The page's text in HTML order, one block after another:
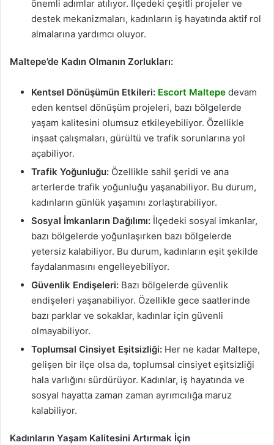
önemli adımlar atılıyor. İlçedeki çeşitli projeler ve
destek mekanizmaları, kadınların iş hayatında aktif rol
almalarına yardımcı oluyor.
Maltepe’de Kadın Olmanın Zorlukları:
Kentsel Dönüşümün Etkileri: Escort Maltepe devam
eden kentsel dönüşüm projeleri, bazı bölgelerde
yaşam kalitesini olumsuz etkileyebiliyor. Özellikle
inşaat çalışmaları, gürültü ve trafik sorunlarına yol
açabiliyor.
Trafik Yoğunluğu: Özellikle sahil şeridi ve ana
arterlerde trafik yoğunluğu yaşanabiliyor. Bu durum,
kadınların günlük yaşamını zorlaştırabiliyor.
Sosyal İmkanların Dağılımı: İlçedeki sosyal imkanlar,
bazı bölgelerde yoğunlaşırken bazı bölgelerde
yetersiz kalabiliyor. Bu durum, kadınların eşit şekilde
faydalanmasını engelleyebiliyor.
Güvenlik Endişeleri: Bazı bölgelerde güvenlik
endişeleri yaşanabiliyor. Özellikle gece saatlerinde
bazı parklar ve sokaklar, kadınlar için güvenli
olmayabiliyor.
Toplumsal Cinsiyet Eşitsizliği: Her ne kadar Maltepe,
gelişen bir ilçe olsa da, toplumsal cinsiyet eşitsizliği
hala varlığını sürdürüyor. Kadınlar, iş hayatında ve
sosyal hayatta zaman zaman ayrımcılığa maruz
kalabiliyor.
Kadınların Yaşam Kalitesini Artırmak İçin